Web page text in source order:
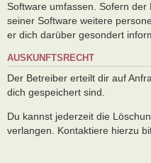
Software umfassen. Sofern
seiner Software weitere
er dich darüber gesondert
AUSKUNFTSRECHT
Der Betreiber erteilt dir auf
dich gespeichert sind.
Du kannst jederzeit die
verlangen. Kontaktiere hierzu